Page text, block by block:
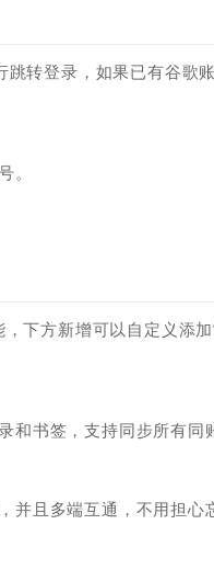
转登录，如果已有谷歌
。
下方新增可以自定义添加
和书签，支持同步所有同
且多端互通，不用担心